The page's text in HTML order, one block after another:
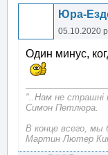
Юра-
05.10.2020
Один минус,
"..Нам не страшні
Симон Петлюра.
В конце всего, мы
Мартин Лютер